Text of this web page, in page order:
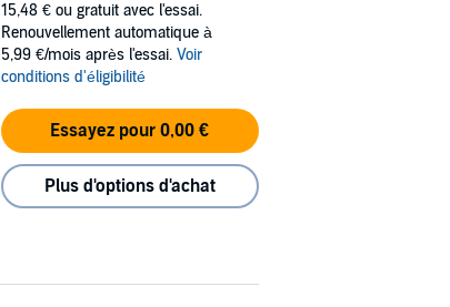
15,48 € ou gratuit avec l'essai.
Renouvellement automatique à
5,99 €/mois après l'essai. Voir
conditions d'éligibilité
Essayez pour 0,00 €
Plus d'options d'achat